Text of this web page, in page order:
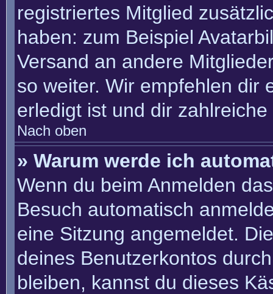
registriertes Mitglied
haben: zum Beispiel
Versand an andere
so weiter. Wir empfehlen dir
erledigt ist und dir
Nach oben
» Warum werde ich
Wenn du beim Anmelden
Besuch automatisch
eine Sitzung angemeldet.
deines Benutzerkontos
bleiben, kannst du dieses